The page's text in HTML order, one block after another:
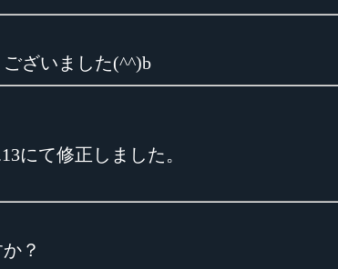
ざいました(^^)b
にて修正しました。
？